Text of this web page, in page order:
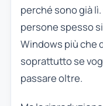
perché sono già
persone spesso
Windows più che
soprattutto se
passare oltre.